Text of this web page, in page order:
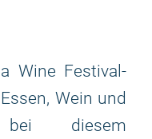
Wine Festival-
Wein und
diesem